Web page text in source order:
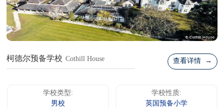
柯德尔预备学校 Cothill House 查看详情 →
学校类型:
男校
学校性质:
英国预备小学